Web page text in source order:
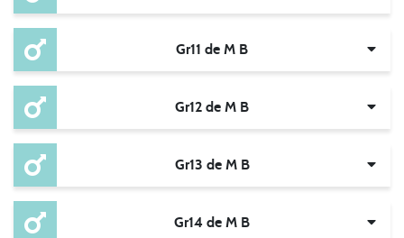
Gr11 de M B
Gr12 de M B
Gr13 de M B
Gr14 de M B